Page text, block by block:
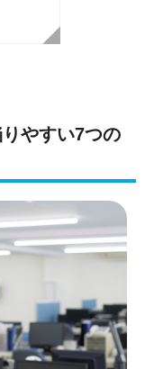
やすい7つの